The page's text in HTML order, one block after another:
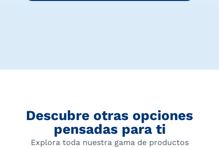
Descubre otras opciones
pensadas para ti
Explora toda nuestra gama de productos